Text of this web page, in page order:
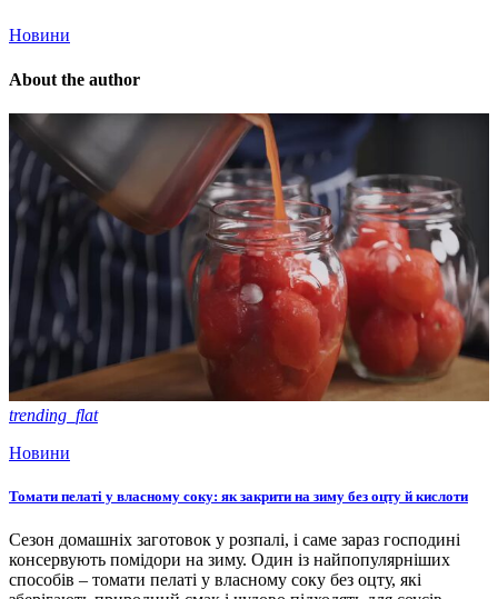
Новини
About the author
trending_flat
Новини
Томати пелаті у власному соку: як закрити на зиму без оцту й кислоти
Сезон домашніх заготовок у розпалі, і саме зараз господині
консервують помідори на зиму. Один із найпопулярніших
способів – томати пелаті у власному соку без оцту, які